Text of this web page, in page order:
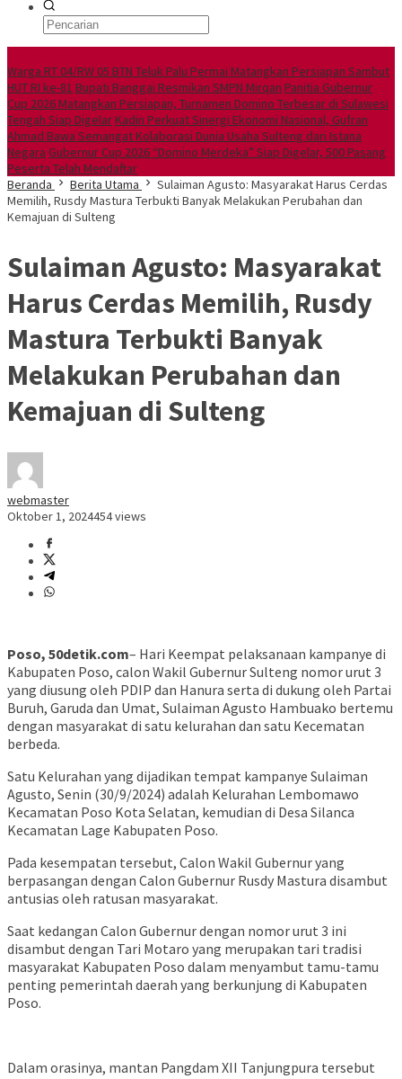
Warga RT 04/RW 05 BTN Teluk Palu Permai Matangkan Persiapan Sambut
HUT RI ke-81 Bupati Banggai Resmikan SMPN Mirqan Panitia Gubernur
Cup 2026 Matangkan Persiapan, Turnamen Domino Terbesar di Sulawesi
Tengah Siap DigelarKadin Perkuat Sinergi Ekonomi Nasional, Gufran
Ahmad Bawa Semangat Kolaborasi Dunia Usaha Sulteng dari Istana
Negara Gubernur Cup 2026 “Domino Merdeka” Siap Digelar, 500 Pasang
Peserta Telah Mendaftar
Beranda
Berita Utama
Sulaiman Agusto: Masyarakat Harus Cerdas
Memilih, Rusdy Mastura Terbukti Banyak Melakukan Perubahan dan
Kemajuan di Sulteng
Sulaiman Agusto: Masyarakat
Harus Cerdas Memilih, Rusdy
Mastura Terbukti Banyak
Melakukan Perubahan dan
Kemajuan di Sulteng
webmaster
Oktober 1, 2024454 views
Poso, 50detik.com– Hari Keempat pelaksanaan kampanye di
Kabupaten Poso, calon Wakil Gubernur Sulteng nomor urut 3
yang diusung oleh PDIP dan Hanura serta di dukung oleh Partai
Buruh, Garuda dan Umat, Sulaiman Agusto Hambuako bertemu
dengan masyarakat di satu kelurahan dan satu Kecematan
berbeda.
Satu Kelurahan yang dijadikan tempat kampanye Sulaiman
Agusto, Senin (30/9/2024) adalah Kelurahan Lembomawo
Kecamatan Poso Kota Selatan, kemudian di Desa Silanca
Kecamatan Lage Kabupaten Poso.
Pada kesempatan tersebut, Calon Wakil Gubernur yang
berpasangan dengan Calon Gubernur Rusdy Mastura disambut
antusias oleh ratusan masyarakat.
Saat kedangan Calon Gubernur dengan nomor urut 3 ini
disambut dengan Tari Motaro yang merupakan tari tradisi
masyarakat Kabupaten Poso dalam menyambut tamu-tamu
penting pemerintah daerah yang berkunjung di Kabupaten
Poso.
Dalam orasinya, mantan Pangdam XII Tanjungpura tersebut